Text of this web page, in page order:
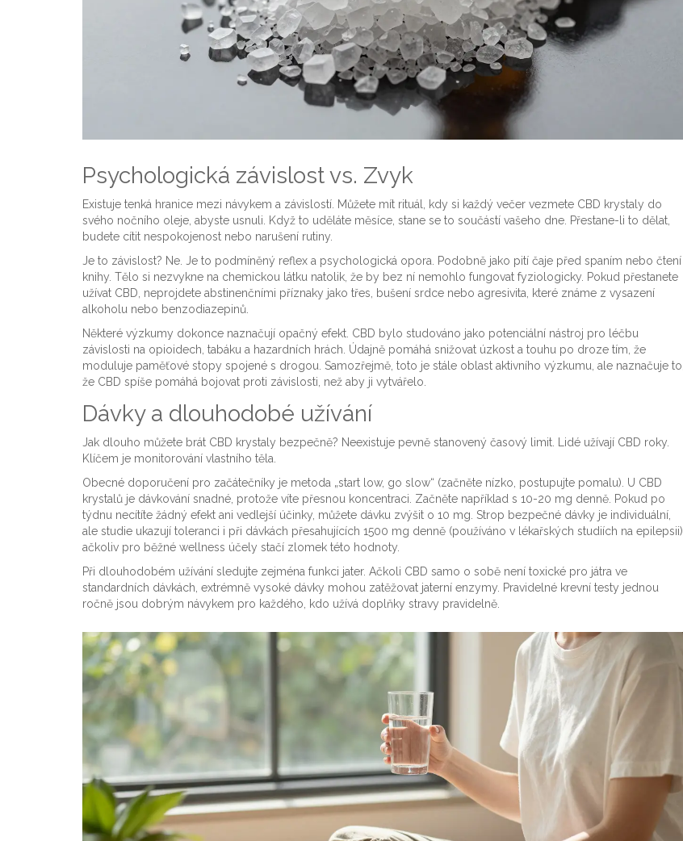
Psychologická závislost vs. Zvyk
Existuje tenká hranice mezi návykem a závislostí. Můžete mít rituál, kdy si každý večer vezmete CBD krystaly do
svého nočního oleje, abyste usnuli. Když to uděláte měsíce, stane se to součástí vašeho dne. Přestane-li to dělat,
budete cítit nespokojenost nebo narušení rutiny.
Je to závislost? Ne. Je to podmíněný reflex a psychologická opora. Podobně jako pití čaje před spaním nebo čtení
knihy. Tělo si nezvykne na chemickou látku natolik, že by bez ní nemohlo fungovat fyziologicky. Pokud přestanete
užívat CBD, neprojdete abstinenčními příznaky jako třes, bušení srdce nebo agresivita, které známe z vysazení
alkoholu nebo benzodiazepinů.
Některé výzkumy dokonce naznačují opačný efekt. CBD bylo studováno jako potenciální nástroj pro léčbu
závislosti na opioidech, tabáku a hazardních hrách. Údajně pomáhá snižovat úzkost a touhu po droze tím, že
moduluje paměťové stopy spojené s drogou. Samozřejmě, toto je stále oblast aktivního výzkumu, ale naznačuje to,
že CBD spíše pomáhá bojovat proti závislosti, než aby ji vytvářelo.
Dávky a dlouhodobé užívání
Jak dlouho můžete brát CBD krystaly bezpečně? Neexistuje pevně stanovený časový limit. Lidé užívají CBD roky.
Klíčem je monitorování vlastního těla.
Obecné doporučení pro začátečníky je metoda „start low, go slow“ (začněte nízko, postupujte pomalu). U CBD
krystalů je dávkování snadné, protože víte přesnou koncentraci. Začněte například s 10-20 mg denně. Pokud po
týdnu necítíte žádný efekt ani vedlejší účinky, můžete dávku zvýšit o 10 mg. Strop bezpečné dávky je individuální,
ale studie ukazují toleranci i při dávkách přesahujících 1500 mg denně (používáno v lékařských studiích na epilepsii),
ačkoliv pro běžné wellness účely stačí zlomek této hodnoty.
Při dlouhodobém užívání sledujte zejména funkci jater. Ačkoli CBD samo o sobě není toxické pro játra ve
standardních dávkách, extrémně vysoké dávky mohou zatěžovat jaterní enzymy. Pravidelné krevní testy jednou
ročně jsou dobrým návykem pro každého, kdo užívá doplňky stravy pravidelně.